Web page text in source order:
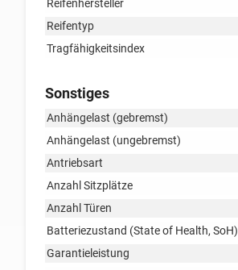
Reifenhersteller
Reifentyp
Tragfähigkeitsindex
Sonstiges
Anhängelast (gebremst)
Anhängelast (ungebremst)
Antriebsart
Anzahl Sitzplätze
Anzahl Türen
Batteriezustand (State of Health, SoH)
Garantieleistung